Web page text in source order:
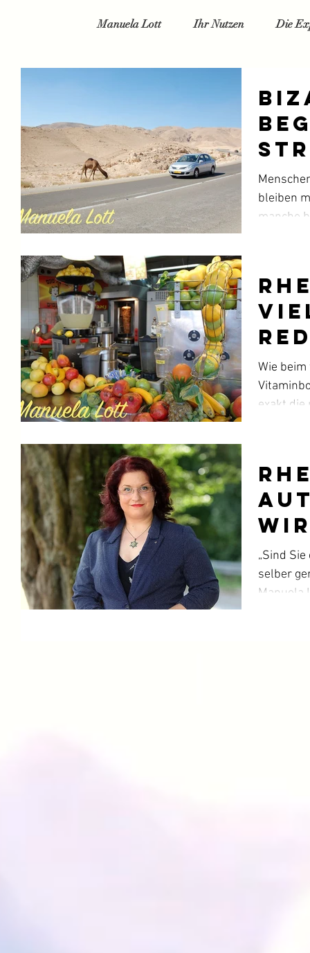
Manuela Lott Ihr Nutzen Die
bleiben
manche
Wie
exakt die
„Sind
selber
Manuela